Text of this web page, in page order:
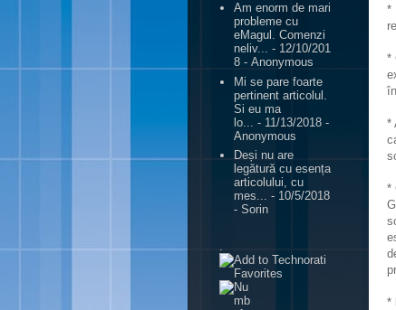
*
*
*
*
*
Am enorm de mari
probleme cu
eMagul. Comenzi
neliv... - 12/10/201
8 - Anonymous
Mi se pare foarte
pertinent articolul.
Si eu ma
lo...
- 11/13/2018 -
Anonymous
Deși nu are
legătură cu esența
articolului, cu
mes... - 10/5/2018
- Sorin